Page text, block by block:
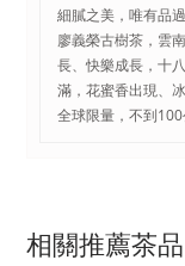
細膩之美，唯有品
廖義榮古樹茶，雲
長、快樂成長，十
滿，花蜜香出現
全球限量，不到
相關推薦茶品